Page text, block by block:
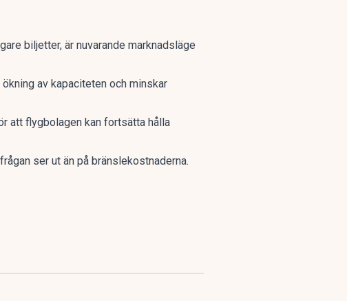
biljetter, är nuvarande marknadsläge
av kapaciteten och minskar
att flygbolagen kan fortsätta hålla
ser ut än på bränslekostnaderna.